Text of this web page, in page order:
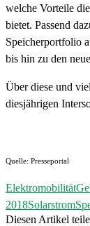
welche Vorteile
bietet. Passend
Speicherportfolio
bis hin zu den
Über diese und
diesjährigen
Quelle: Presseportal
Elektromobilität
2018Solarstrom
Diesen Artikel